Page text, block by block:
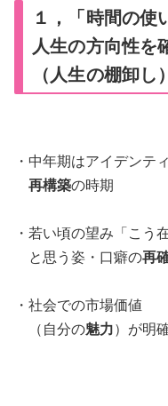
１，「時間の使
人生の方向性を
（人生の棚卸し
・中年期はアイデンテ
再構築の時期
・若い頃の望み「こう
と思う姿・口癖の再
・社会での市場価値
（自分の魅力）が明